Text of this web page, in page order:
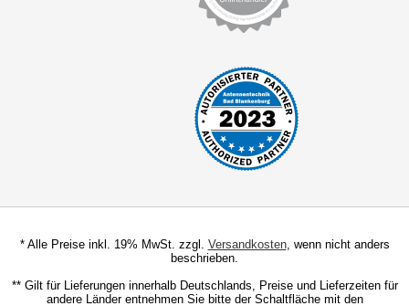
für John Deere
* Alle Preise inkl. 19% MwSt. zzgl. Versandkosten, wenn nicht anders
beschrieben.
** Gilt für Lieferungen innerhalb Deutschlands, Preise und Lieferzeiten für
andere Länder entnehmen Sie bitte der Schaltfläche mit den